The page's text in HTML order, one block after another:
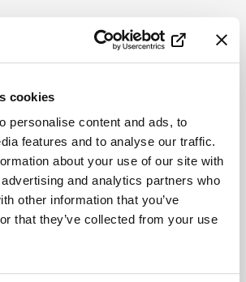
cookies
personalise content and ads, to
features and to analyse our traffic.
about your use of our site with
and analytics partners who
other information that you’ve
that they’ve collected from your use
Kontakt
Telefon:031-392 90 52